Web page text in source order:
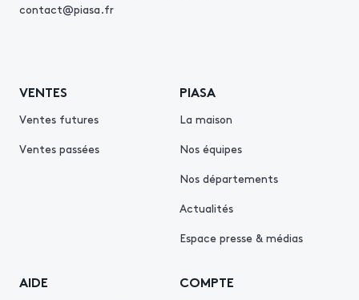
contact@piasa.fr
VENTES
Ventes futures
Ventes passées
PIASA
La maison
Nos équipes
Nos départements
Actualités
Espace presse & médias
AIDE COMPTE